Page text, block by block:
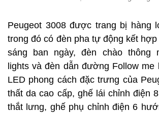
Peugeot 3008 được trang bị hàng
trong đó có đèn pha tự động kết
sáng ban ngày, đèn chào thông
lights và đèn dẫn đường Follow me
LED phong cách đặc trưng của
thất da cao cấp, ghế lái chỉnh điện
thắt lưng, ghế phụ chỉnh điện 6